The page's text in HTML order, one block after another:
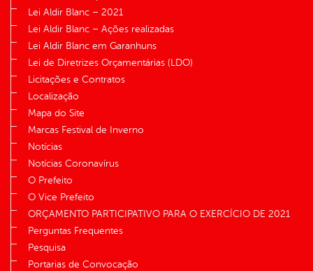
Lei Aldir Blanc – 2021
Lei Aldir Blanc – Ações realizadas
Lei Aldir Blanc em Garanhuns
Lei de Diretrizes Orçamentárias (LDO)
Licitações e Contratos
Localização
Mapa do Site
Marcas Festival de Inverno
Notícias
Notícias Coronavírus
O Prefeito
O Vice Prefeito
ORÇAMENTO PARTICIPATIVO PARA O EXERCÍCIO DE 2021
Perguntas Frequentes
Pesquisa
Portarias de Convocação